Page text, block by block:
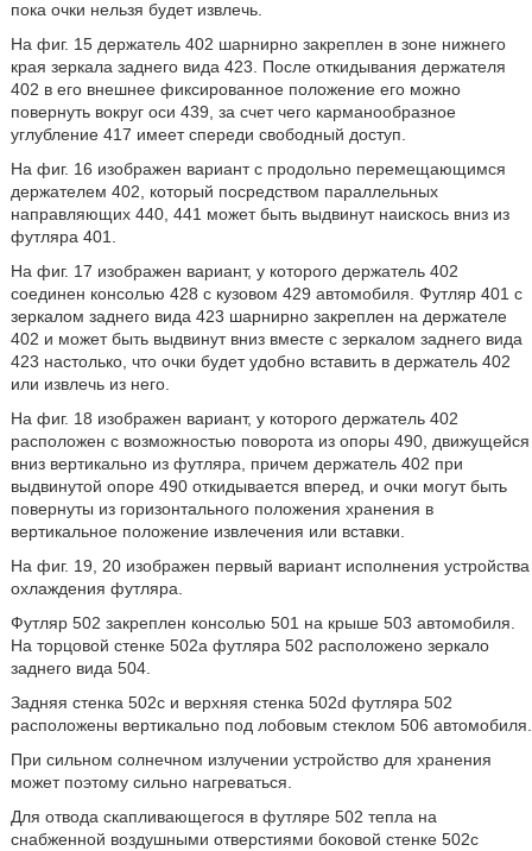
пока очки нельзя будет извлечь.
На фиг. 15 держатель 402 шарнирно закреплен в зоне нижнего
края зеркала заднего вида 423. После откидывания держателя
402 в его внешнее фиксированное положение его можно
повернуть вокруг оси 439, за счет чего карманообразное
углубление 417 имеет спереди свободный доступ.
На фиг. 16 изображен вариант с продольно перемещающимся
держателем 402, который посредством параллельных
направляющих 440, 441 может быть выдвинут наискось вниз из
футляра 401.
На фиг. 17 изображен вариант, у которого держатель 402
соединен консолью 428 с кузовом 429 автомобиля. Футляр 401 с
зеркалом заднего вида 423 шарнирно закреплен на держателе
402 и может быть выдвинут вниз вместе с зеркалом заднего вида
423 настолько, что очки будет удобно вставить в держатель 402
или извлечь из него.
На фиг. 18 изображен вариант, у которого держатель 402
расположен с возможностью поворота из опоры 490, движущейся
вниз вертикально из футляра, причем держатель 402 при
выдвинутой опоре 490 откидывается вперед, и очки могут быть
повернуты из горизонтального положения хранения в
вертикальное положение извлечения или вставки.
На фиг. 19, 20 изображен первый вариант исполнения устройства
охлаждения футляра.
Футляр 502 закреплен консолью 501 на крыше 503 автомобиля.
На торцовой стенке 502a футляра 502 расположено зеркало
заднего вида 504.
Задняя стенка 502c и верхняя стенка 502d футляра 502
расположены вертикально под лобовым стеклом 506 автомобиля.
При сильном солнечном излучении устройство для хранения
может поэтому сильно нагреваться.
Для отвода скапливающегося в футляре 502 тепла на
снабженной воздушными отверстиями боковой стенке 502c